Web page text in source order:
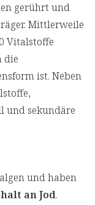
gerührt und
Mittlerweile
Vitalstoffe
die
ist. Neben
und sekundäre
und haben
an Jod.